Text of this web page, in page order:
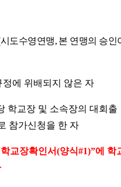
시도수영연맹, 본 연맹의 승인
에 위배되지 않은 자
학교장 및 소속장의 대회출
참가신청을 한 자
학교장확인서(양식#1)”에 학